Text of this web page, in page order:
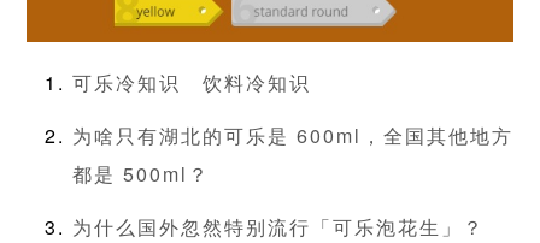
可乐冷知识
饮料冷知识
为啥只有湖北的可乐是 600ml，全国其他地方
都是 500ml？
为什么国外忽然特别流行「可乐泡花生」？